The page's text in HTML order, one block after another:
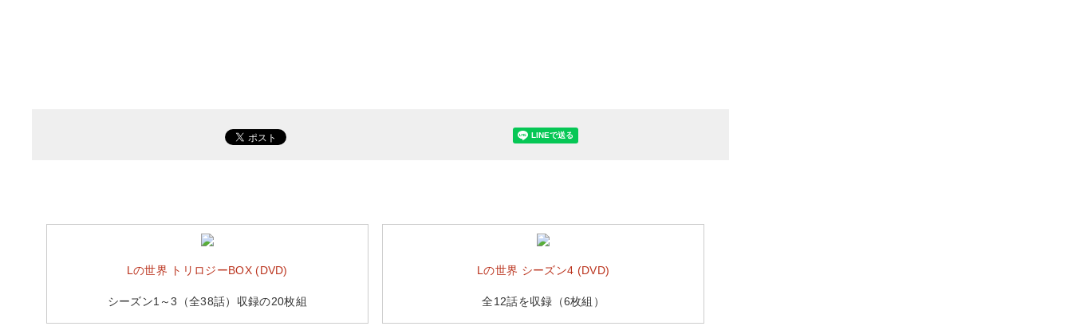
Lの世界 トリロジーBOX (DVD)
シーズン1～3（全38話）収録の20枚組
Lの世界 シーズン4 (DVD)
全12話を収録（6枚組）